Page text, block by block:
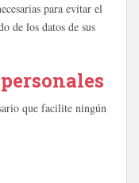
para evitar el
de los datos de sus
que facilite ningún